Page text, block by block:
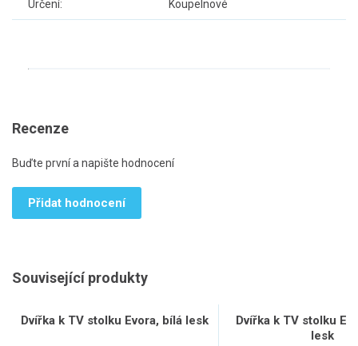
Určení: Koupelnové
Recenze
Buďte první a napište hodnocení
Přidat hodnocení
Související produkty
Dvířka k TV stolku Evora, bílá lesk
Dvířka k TV stolku
lesk